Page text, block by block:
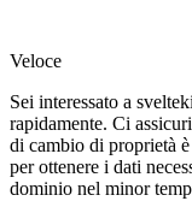
Veloce
Sei interessato a
rapidamente. Ci
di cambio di proprietà
per ottenere i dati
dominio nel minor